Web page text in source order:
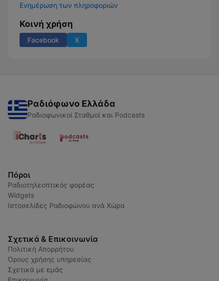
Ενημέρωση των πληροφοριών
Κοινή χρήση
Facebook X
Ραδιόφωνο Ελλάδα
Ραδιοφωνικοί Σταθμοί και Podcasts
Πόροι
Ραδιοτηλεοπτικός φορέας
Widgets
Ιστοσελίδες Ραδιοφώνου ανά Χώρα
Σχετικά & Επικοινωνία
Πολιτική Απορρήτου
Όρους χρήσης υπηρεσίας
Σχετικά με εμάς